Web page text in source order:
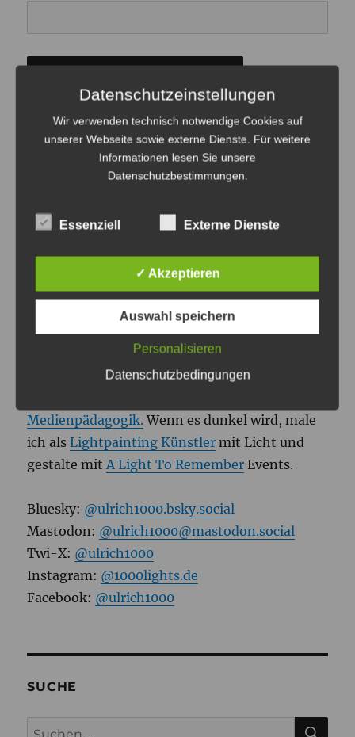
Beitragsnavigation
Big Planet:
ULRICH TAUSEND
Tagsüber bin ich Medienpädagogischer
Medienpädagogik. Wenn es dunkel wird, male
ich alsLightpainting Künstler mit Licht und
gestalte mit A Light To Remember Events.
Bluesky: @ulrich1000.bsky.social
Mastodon: @ulrich1000@mastodon.social
Twi-X: @ulrich1000
Instagram: @1000lights.de
Facebook: @ulrich1000
SUCHE
Suchen
Datenschutzeinstellungen
Wir verwenden technisch notwendige Cookies auf
unserer Webseite sowie externe Dienste. Für weitere
Informationen lesen Sie unsere
Datenschutzbestimmungen
Essenziell Externe Dienste
✓ Akzeptieren
Auswahl speichern
Personalisieren
Datenschutzbedingungen